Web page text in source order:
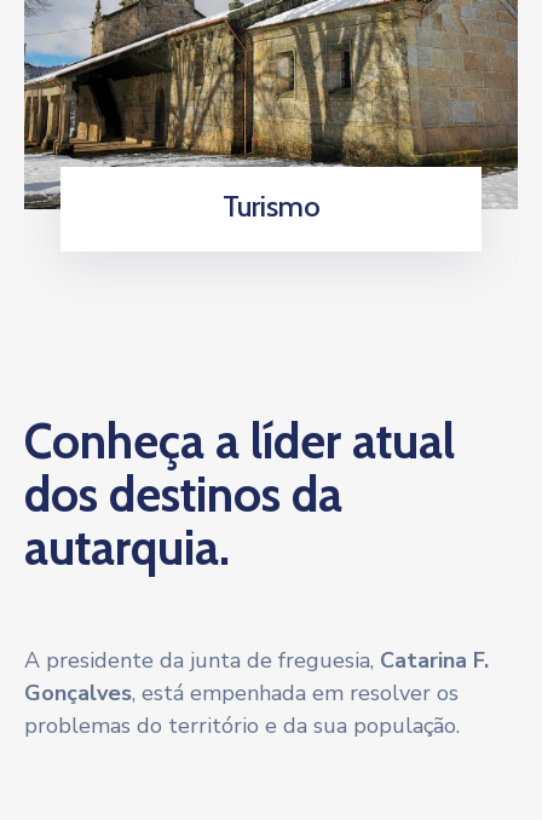
Turismo
Conheça a líder atual
dos destinos da
autarquia.
A presidente da junta de freguesia, Catarina F.
Gonçalves, está empenhada em resolver os
problemas do território e da sua população.